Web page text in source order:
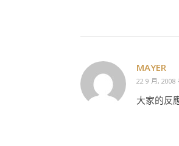
MAYER
22 9 月, 2008
大家的反